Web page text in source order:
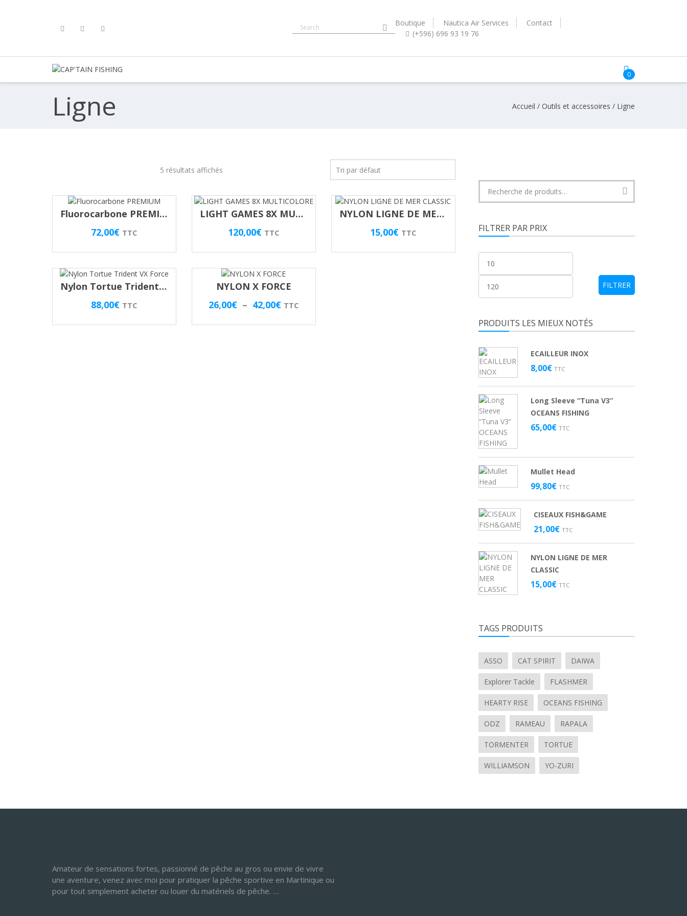
Boutique Nautica Air Services
Contact
(+596) 696 93 19 76
0
Ligne Accueil / Outils et accessoires / Ligne
5 résultats affichés
Fluorocarbone PREMIUM
72,00€ TTC
LIGHT GAMES 8X MULTICOLORE
120,00€ TTC
NYLON LIGNE DE MER CLASSIC
15,00€ TTC
Nylon Tortue Trident VX Force
88,00€ TTC
NYLON X FORCE
26,00€ – 42,00€Plage
TTC
Recherche
pour :
FILTRER PAR PRIX
Prix
min
max
FILTRER
PRODUITS LES MIEUX NOTÉS
ECAILLEUR INOX
8,00€ TTC
Long Sleeve “Tuna V3”
OCEANS FISHING
65,00€ TTC
Mullet Head
99,80€ TTC
CISEAUX FISH&GAME
21,00€ TTC
NYLON LIGNE DE MER
CLASSIC
15,00€ TTC
TAGS PRODUITS
ASSO CAT SPIRIT DAIWA
Explorer Tackle FLASHMER
HEARTY RISE OCEANS FISHING
ODZ RAMEAU RAPALA
TORMENTER TORTUE
WILLIAMSON YO-ZURI
Amateur de sensations fortes, passionné de pêche au gros ou envie de vivre
une aventure, venez avec moi pour pratiquer la pêche sportive en Martinique ou
pour tout simplement acheter ou louer du matériels de pêche. …